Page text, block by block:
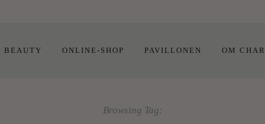
BEAUTY ONLINE-SHOP PAVILLONEN OM
Browsing Tag: